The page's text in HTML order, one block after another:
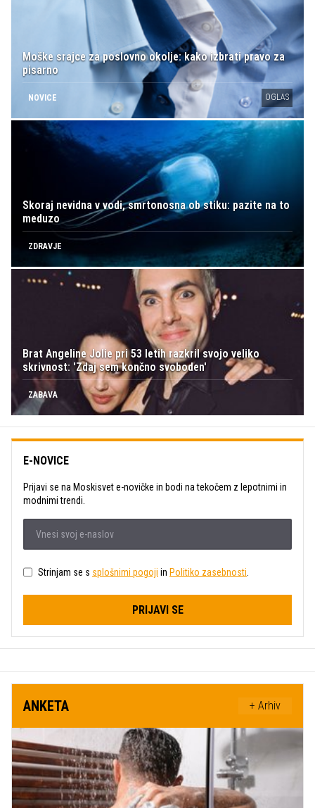
Moške srajce za poslovno okolje: kako izbrati pravo za
pisarno
NOVICE OGLAS
Skoraj nevidna v vodi, smrtonosna ob stiku: pazite na to
meduzo
ZDRAVJE
Brat Angeline Jolie pri 53 letih razkril svojo veliko
skrivnost: 'Zdaj sem končno svoboden'
ZABAVA
E-NOVICE
Prijavi se na Moskisvet e-novičke in bodi na tekočem z lepotnimi in
modnimi trendi.
Strinjam se s splošnimi pogoji in Politiko zasebnosti
PRIJAVI SE
ANKETA + Arhiv